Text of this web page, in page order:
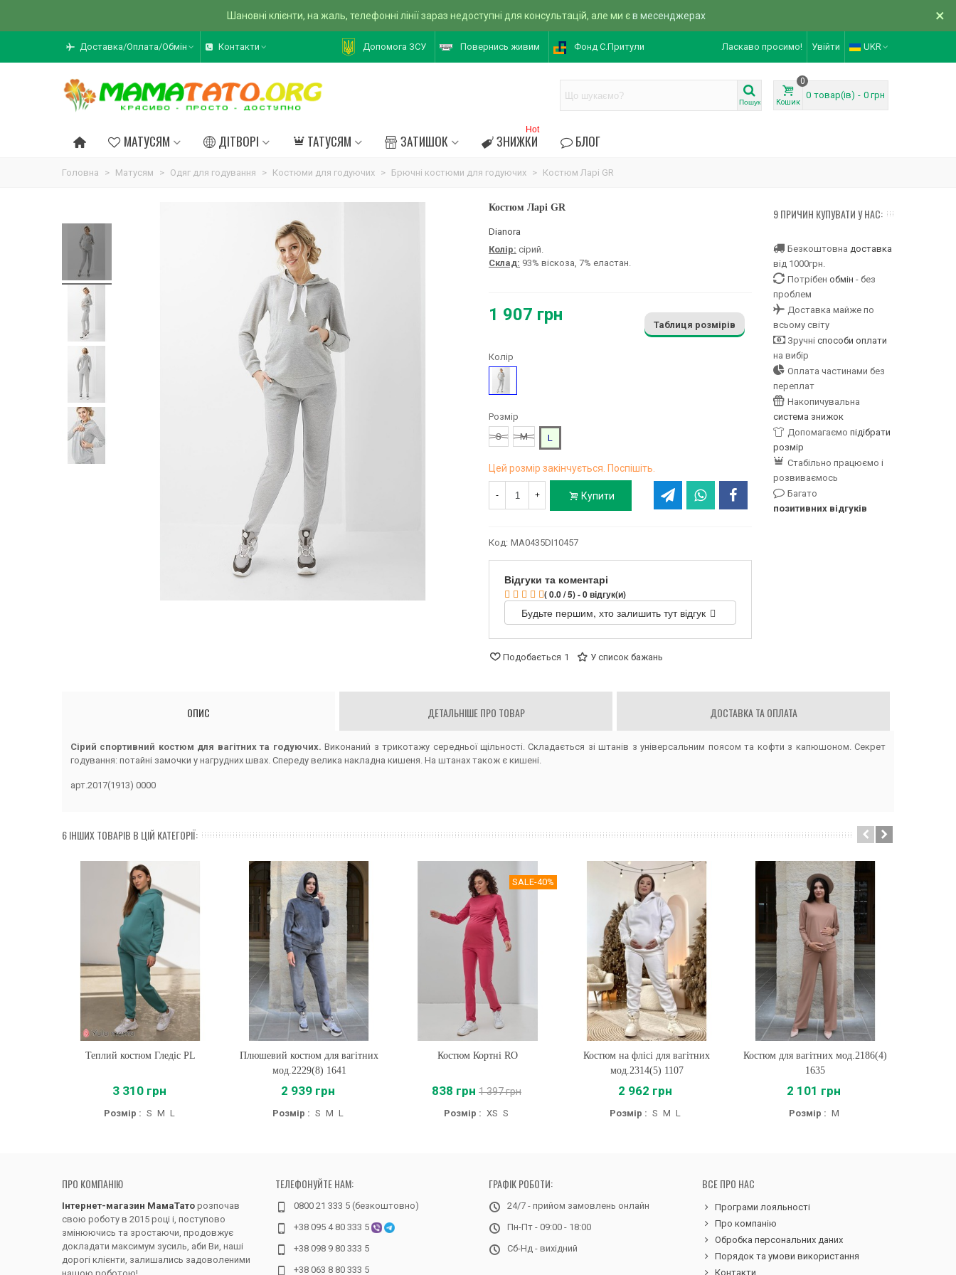
Шановні клієнти, на жаль, телефонні лінії зараз недоступні для консультацій, але ми єв месенджерах ×
Доставка/Оплата/Обмін Контакти Допомога ЗСУ Повернись живим Фонд С.Притули Ласкаво просимо! Увійти UKR
Пошук Кошик
0
0 товар(ів) - 0 грн
МАТУСЯМ ДІТВОРІ ТАТУСЯМ ЗАТИШОК ЗНИЖКИ
Hot
БЛОГ
Головна > Матусям > Одяг для годування > Костюми для годуючих > Брючні костюми для годуючих > Костюм Ларі GR
Костюм Ларі GR
Dianora
Колір: сірий.
Склад: 93% віскоза, 7% еластан.
1 907 грн
Таблиця розмірів
Колір
Сірий
Розмір
S
M L
Цей розмір закінчується. Поспішіть.
- + Купити
Код: MA0435DI10457
Відгуки та коментарі
( 0.0 / 5) - 0 відгук(и)
Будьте першим, хто залишить тут відгук
Подобається 1 У список бажань
9 ПРИЧИН КУПУВАТИ У НАС:
Безкоштовна доставка
від 1000грн.
Потрібен обмін - без
проблем
Доставка майже по
всьому світу
Зручні способи оплати
на вибір
Оплата частинами без
переплат
Накопичувальна
система знижок
Допомагаємо підібрати
розмір
Стабільно працюємо і
розвиваємось
Багато
позитивних відгуків
ОПИС ДЕТАЛЬНІШЕ ПРО ТОВАР ДОСТАВКА ТА ОПЛАТА
Сірий спортивний костюм для вагітних та годуючих.Виконаний з трикотажу середньої щільності. Складається зі штанів з універсальним поясом та кофти з капюшоном. Секрет
годування: потайні замочки у нагрудних швах. Спереду велика накладна кишеня. На штанах також є кишені.
арт.2017(1913) 0000
6 ІНШИХ ТОВАРІВ В ЦІЙ КАТЕГОРІЇ:
Купити
Теплий костюм Гледіс PL
3 310 грн
Розмір : S M L
Купити
Плюшевий костюм для вагітних
мод.2229(8) 1641
2 939 грн
Розмір : S M L
SALE-40%
Купити
Костюм Кортні RO
838 грн 1 397 грн
Розмір : XS S
Купити
Костюм на флісі для вагітних
мод.2314(5) 1107
2 962 грн
Розмір : S M L
Купити
Костюм для вагітних мод.2186(4)
1635
2 101 грн
Розмір : M
ПРО КОМПАНІЮ
Інтернет-магазин МамаТато розпочав
свою роботу в 2015 році і, поступово
змінюючись та зростаючи, продовжує
докладати максимум зусиль, аби Ви, наші
дорогі клієнти, залишались задоволеними
ТЕЛЕФОНУЙТЕ НАМ:
0800 21 333 5 (безкоштовно)
+38 095 4 80 333 5
+38 098 9 80 333 5
+38 063 8 80 333 5
ГРАФІК РОБОТИ:
24/7 - прийом замовлень онлайн
Пн-Пт - 09:00 - 18:00
Сб-Нд - вихідний
ВСЕ ПРО НАС
Програми лояльності
Про компанію
Обробка персональних даних
Порядок та умови використання
Контакти